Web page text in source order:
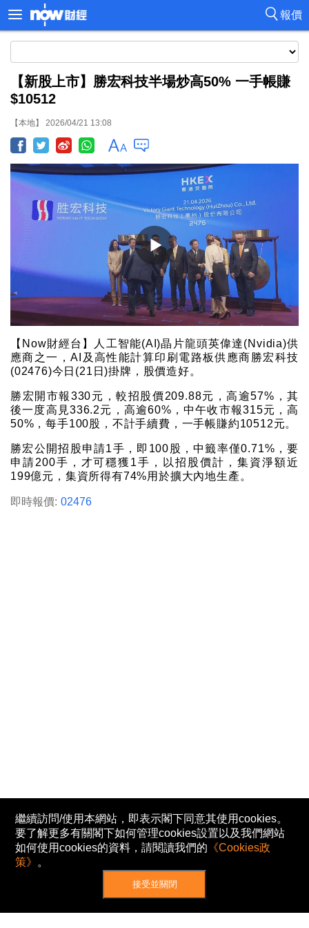
報價
【新股上市】勝宏科技半場炒高50% 一手帳賺
$10512
【本地】 2026/04/21 13:08
【Now財經台】人工智能(AI)晶片龍頭英偉達(Nvidia)供
應商之一，AI及高性能計算印刷電路板供應商勝宏科技
(02476)今日(21日)掛牌，股價造好。
勝宏開市報330元，較招股價209.88元，高逾57%，其
後一度高見336.2元，高逾60%，中午收市報315元，高
50%，每手100股，不計手續費，一手帳賺約10512元。
勝宏公開招股申請1手，即100股，中籤率僅0.71%，要
申請200手，才可穩獲1手，以招股價計，集資淨額近
199億元，集資所得有74%用於擴大內地生產。
即時報價: 02476
繼續訪問/使用本網站，即表示閣下同意其使用cookies。
要了解更多有關閣下如何管理cookies設置以及我們網站
如何使用cookies的資料，請閱讀我們的 《Cookies政
策》 。
接受並關閉